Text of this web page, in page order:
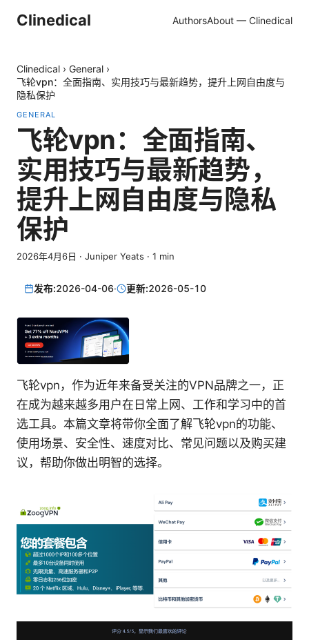
Clinedical AuthorsAbout — Clinedical
Clinedical › General ›
飞轮vpn：全面指南、实用技巧与最新趋势，提升上网自由度与
隐私保护
GENERAL
飞轮vpn：全面指南、
实用技巧与最新趋势，
提升上网自由度与隐私
保护
2026年4月6日 · Juniper Yeats · 1 min
发布:2026-04-06· 更新:2026-05-10
飞轮vpn，作为近年来备受关注的VPN品牌之一，正
在成为越来越多用户在日常上网、工作和学习中的首
选工具。本篇文章将带你全面了解飞轮vpn的功能、
使用场景、安全性、速度对比、常见问题以及购买建
议，帮助你做出明智的选择。